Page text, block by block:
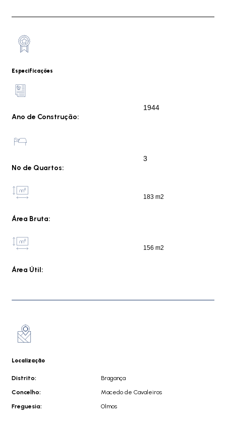
Especificações
Ano de Construção:
1944
Nº de Quartos:
3
Área Bruta:
183 m2
Área Útil:
156 m2
Localização
Distrito:
Bragança
Concelho:
Macedo de Cavaleiros
Freguesia:
Olmos